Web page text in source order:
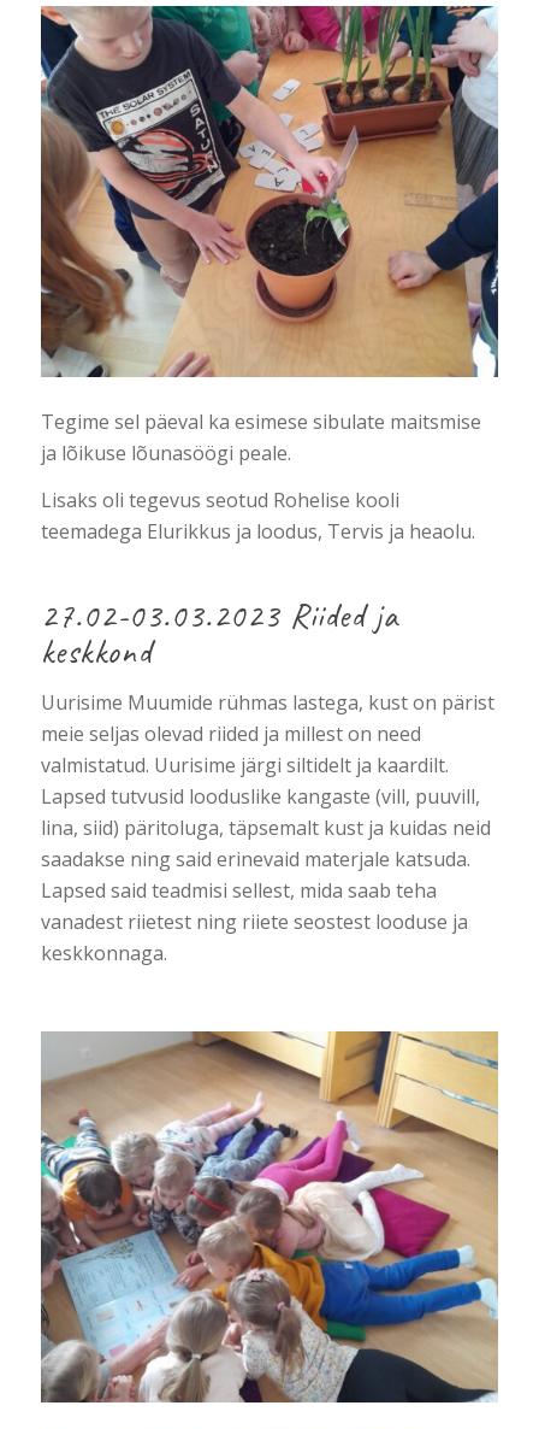
Tegime sel päeval ka esimese sibulate maitsmise
ja lõikuse lõunasöögi peale.
Lisaks oli tegevus seotud Rohelise kooli
teemadega Elurikkus ja loodus, Tervis ja heaolu.
27.02-03.03.2023 Riided ja
keskkond
Uurisime Muumide rühmas lastega, kust on pärist
meie seljas olevad riided ja millest on need
valmistatud. Uurisime järgi siltidelt ja kaardilt.
Lapsed tutvusid looduslike kangaste (vill, puuvill,
lina, siid) päritoluga, täpsemalt kust ja kuidas neid
saadakse ning said erinevaid materjale katsuda.
Lapsed said teadmisi sellest, mida saab teha
vanadest riietest ning riiete seostest looduse ja
keskkonnaga.